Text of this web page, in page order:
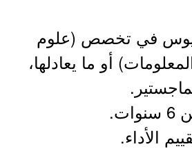
في تخصص (علوم
أو ما يعادلها،
الأداء.